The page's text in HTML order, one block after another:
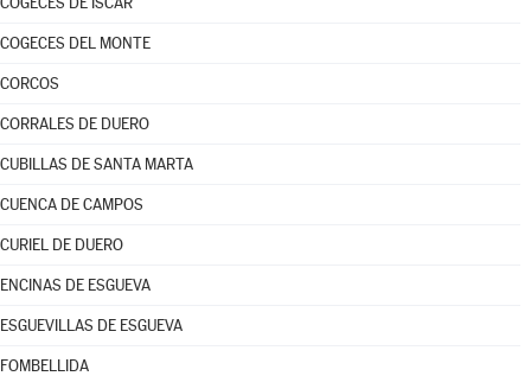
COGECES DEL MONTE
CORCOS
CORRALES DE DUERO
CUBILLAS DE SANTA MARTA
CUENCA DE CAMPOS
CURIEL DE DUERO
ENCINAS DE ESGUEVA
ESGUEVILLAS DE ESGUEVA
FOMBELLIDA